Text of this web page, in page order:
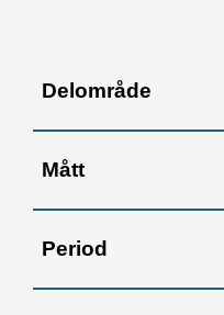
Delområde
Mått
Period